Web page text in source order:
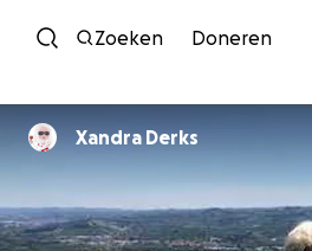
Ga naar
Zoeken Doneren
Xandra Derks